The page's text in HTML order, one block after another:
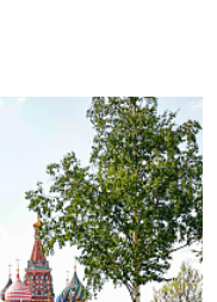
Агрофирма
д. 1.